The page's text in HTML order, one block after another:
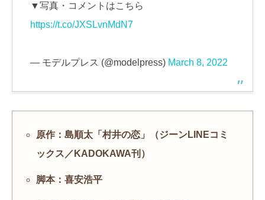
▼写真・コメントはこちら
https://t.co/JXSLvnMdN7
— モデルプレス (@modelpress) March 8, 2022
原作：島順太「村井の恋」（ジーンLINEコミ
ックス／KADOKAWA刊）
脚本：喜安浩平